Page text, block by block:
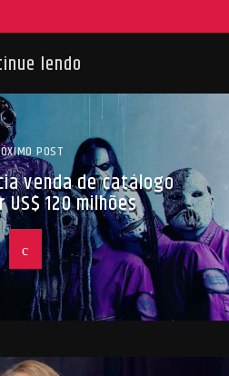
lendo
POST
venda de catálogo
120 milhões